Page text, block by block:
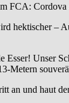
FCA: Cordova
hektischer –
Esser! Unser
Metern
an und haut